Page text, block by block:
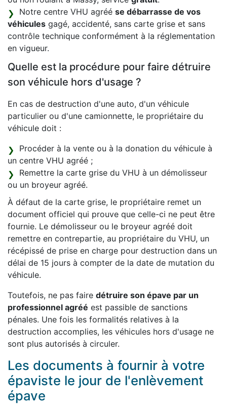
Notre centre VHU agréé se débarrasse de vos
véhicules gagé, accidenté, sans carte grise et sans
contrôle technique conformément à la réglementation
en vigueur.
Quelle est la procédure pour faire détruire
son véhicule hors d'usage ?
En cas de destruction d'une auto, d'un véhicule
particulier ou d'une camionnette, le propriétaire du
véhicule doit :
Procéder à la vente ou à la donation du véhicule à
un centre VHU agréé ;
Remettre la carte grise du VHU à un démolisseur
ou un broyeur agréé.
À défaut de la carte grise, le propriétaire remet un
document officiel qui prouve que celle-ci ne peut être
fournie. Le démolisseur ou le broyeur agréé doit
remettre en contrepartie, au propriétaire du VHU, un
récépissé de prise en charge pour destruction dans un
délai de 15 jours à compter de la date de mutation du
véhicule.
Toutefois, ne pas faire détruire son épave par un
professionnel agréé est passible de sanctions
pénales. Une fois les formalités relatives à la
destruction accomplies, les véhicules hors d'usage ne
sont plus autorisés à circuler.
Les documents à fournir à votre
épaviste le jour de l'enlèvement
épave